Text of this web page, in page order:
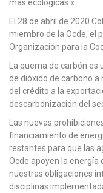
más ecológicas «.
El 28 de abril de 2020
miembro de la Ocde, el
Organización para la
La quema de carbón es
de dióxido de carbono
del crédito a la
descarbonización del
Las nuevas
financiamiento de
restantes para que las
Ocde apoyen la energía
nuestras obligaciones
disciplinas